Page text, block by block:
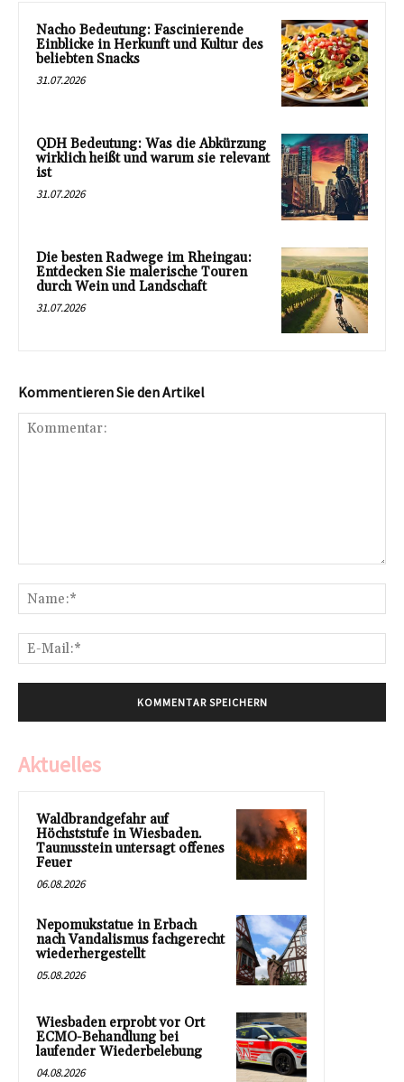
Nacho Bedeutung: Fascinierende
Einblicke in Herkunft und Kultur des
beliebten Snacks
31.07.2026
QDH Bedeutung: Was die Abkürzung
wirklich heißt und warum sie relevant
ist
31.07.2026
Die besten Radwege im Rheingau:
Entdecken Sie malerische Touren
durch Wein und Landschaft
31.07.2026
Kommentieren Sie den Artikel
Aktuelles
Waldbrandgefahr auf
Höchststufe in Wiesbaden.
Taunusstein untersagt offenes
Feuer
06.08.2026
Nepomukstatue in Erbach
nach Vandalismus fachgerecht
wiederhergestellt
05.08.2026
Wiesbaden erprobt vor Ort
ECMO-Behandlung bei
laufender Wiederbelebung
04.08.2026